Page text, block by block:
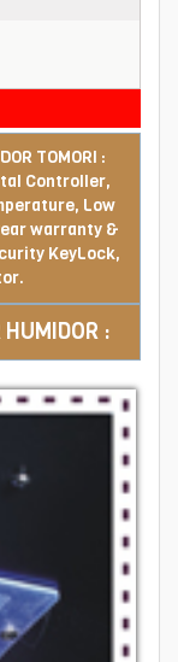
TOMORI :
Controller,
Low
warranty &
KeyLock,
: